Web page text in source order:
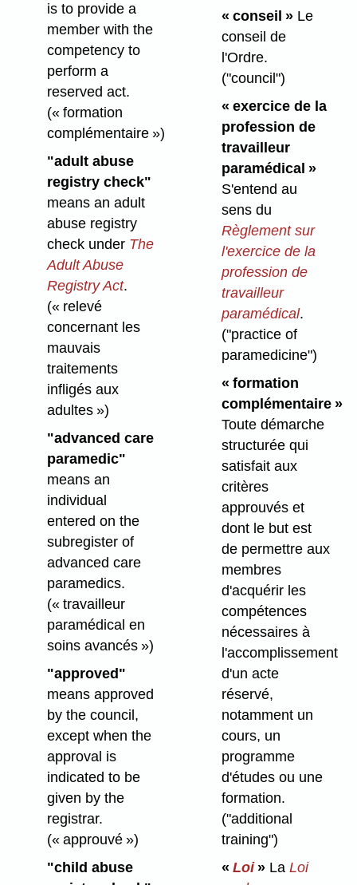
is to provide a
member with the
competency to
perform a
reserved act.
(« formation
complémentaire »)
"adult abuse
registry check"
means an adult
abuse registry
check under The
Adult Abuse
Registry Act.
(« relevé
concernant les
mauvais
traitements
infligés aux
adultes »)
"advanced care
paramedic"
means an
individual
entered on the
subregister of
advanced care
paramedics.
(« travailleur
paramédical en
soins avancés »)
"approved"
means approved
by the council,
except when the
approval is
indicated to be
given by the
registrar.
(« approuvé »)
"child abuse
« conseil » Le
conseil de
l'Ordre.
("council")
« exercice de la
profession de
travailleur
paramédical »
S'entend au
sens du
Règlement sur
l'exercice de la
profession de
travailleur
paramédical.
("practice of
paramedicine")
« formation
complémentaire »
Toute démarche
structurée qui
satisfait aux
critères
approuvés et
dont le but est
de permettre aux
membres
d'acquérir les
compétences
nécessaires à
l'accomplissement
d'un acte
réservé,
notamment un
cours, un
programme
d'études ou une
formation.
("additional
training")
« Loi» La Loi